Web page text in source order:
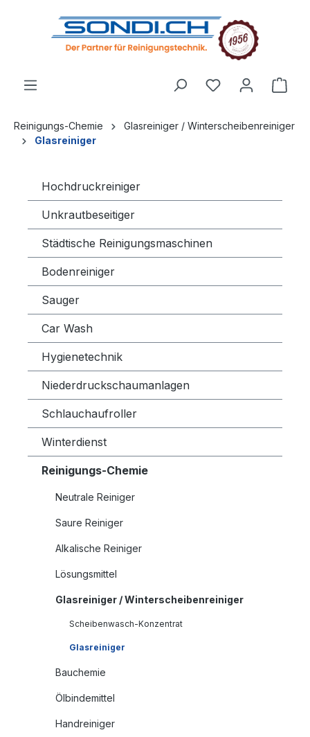
springen
Reinigungs-Chemie
Glasreiniger / Winterscheibenreiniger
Glasreiniger
Hochdruckreiniger
Unkrautbeseitiger
Städtische Reinigungsmaschinen
Bodenreiniger
Sauger
Car Wash
Hygienetechnik
Niederdruckschaumanlagen
Schlauchaufroller
Winterdienst
Reinigungs-Chemie
Neutrale Reiniger
Saure Reiniger
Alkalische Reiniger
Lösungsmittel
Glasreiniger / Winterscheibenreiniger
Scheibenwasch-Konzentrat
Glasreiniger
Bauchemie
Ölbindemittel
Handreiniger